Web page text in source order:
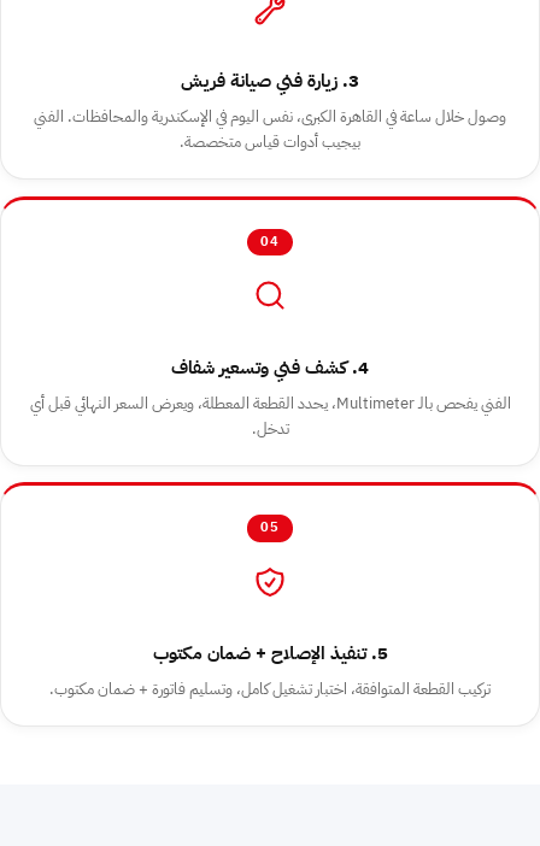
3. زيارة فني صيانة فريش
وصول خلال ساعة في القاهرة الكبرى، نفس اليوم في الإسكندرية والمحافظات. الفني
بيجيب أدوات قياس متخصصة.
04
4. كشف فني وتسعير شفاف
الفني يفحص بالـ Multimeter، يحدد القطعة المعطلة، ويعرض السعر النهائي قبل أي
تدخل.
05
5. تنفيذ الإصلاح + ضمان مكتوب
تركيب القطعة المتوافقة، اختبار تشغيل كامل، وتسليم فاتورة + ضمان مكتوب.